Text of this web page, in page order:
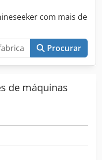
com mais de
Procurar
de máquinas